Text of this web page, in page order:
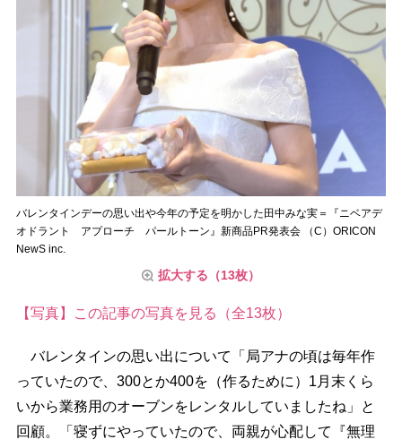
バレンタインデーの思い出や今年の予定を明かした田中みな実＝『ニベアデ
オドラント アプローチ パールトーン』新商品PR発表会 （C）ORICON
NewS inc.
拡大する（13枚）
【写真】この記事の写真を見る（全13枚）
バレンタインの思い出について「局アナの頃は毎年作
っていたので、300とか400を（作るために）1月末くら
いから業務用のオーブンをレンタルしていましたね」と
回顧。「寝ずにやっていたので、両親が心配して『無理